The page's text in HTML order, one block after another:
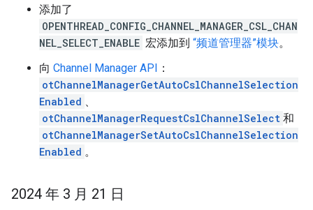
添加了
OPENTHREAD_CONFIG_CHANNEL_MANAGER_CSL_CHAN
NEL_SELECT_ENABLE 宏添加到 “频道管理器”模块。
向 Channel Manager API ：
otChannelManagerGetAutoCslChannelSelection
Enabled 、
otChannelManagerRequestCslChannelSelect 和
otChannelManagerSetAutoCslChannelSelection
Enabled 。
2024 年 3 月 21 日